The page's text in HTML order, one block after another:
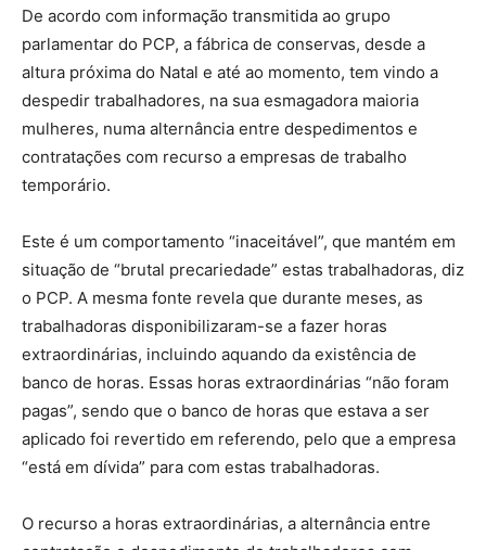
De acordo com informação transmitida ao grupo
parlamentar do PCP, a fábrica de conservas, desde a
altura próxima do Natal e até ao momento, tem vindo a
despedir trabalhadores, na sua esmagadora maioria
mulheres, numa alternância entre despedimentos e
contratações com recurso a empresas de trabalho
temporário.
Este é um comportamento “inaceitável”, que mantém em
situação de “brutal precariedade” estas trabalhadoras, diz
o PCP. A mesma fonte revela que durante meses, as
trabalhadoras disponibilizaram-se a fazer horas
extraordinárias, incluindo aquando da existência de
banco de horas. Essas horas extraordinárias “não foram
pagas”, sendo que o banco de horas que estava a ser
aplicado foi revertido em referendo, pelo que a empresa
“está em dívida” para com estas trabalhadoras.
O recurso a horas extraordinárias, a alternância entre